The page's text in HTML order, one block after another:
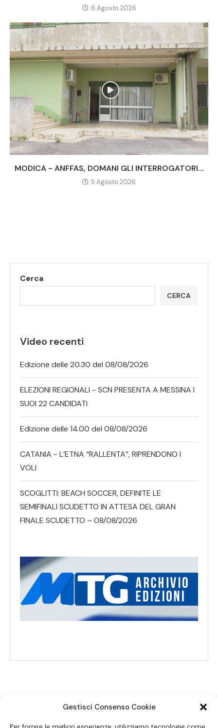
Gestisci Consenso Cookie
6 Agosto 2026
MODICA - ANFFAS, DOMANI GLI INTERROGATORI...
5 Agosto 2026
Cerca
CERCA
Video recenti
Edizione delle 20.30 del 08/08/2026
ELEZIONI REGIONALI - SCN PRESENTA A MESSINA I
SUOI 22 CANDIDATI
Edizione delle 14.00 del 08/08/2026
CATANIA - L’ETNA “RALLENTA”, RIPRENDONO I
VOLI
SCOGLITTI: BEACH SOCCER, DEFINITE LE
SEMIFINALI SCUDETTO IN ATTESA DEL GRAN
FINALE SCUDETTO – 08/08/2026
SEGUICI SUI SOCIAL